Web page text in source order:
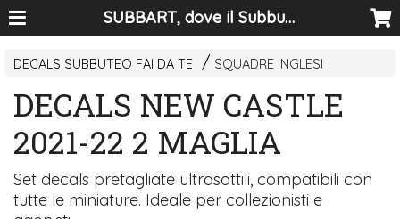
SUBBART, dove il Subbuteo diventa arte
DECALS SUBBUTEO FAI DA TE SQUADRE INGLESI
DECALS NEW CASTLE
2021-22 2 MAGLIA
Set decals pretagliate ultrasottili, compatibili con
tutte le miniature. Ideale per collezionisti e